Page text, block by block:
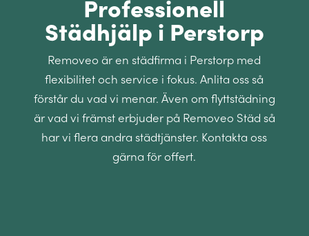
Professionell
Städhjälp i Perstorp
Removeo är en städfirma i Perstorp med
flexibilitet och service i fokus. Anlita oss så
förstår du vad vi menar. Även om flyttstädning
är vad vi främst erbjuder på Removeo Städ så
har vi flera andra städtjänster. Kontakta oss
gärna för offert.